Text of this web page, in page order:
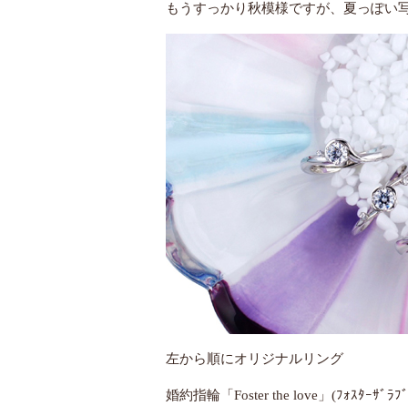
もうすっかり秋模様ですが、夏っぽい
左から順にオリジナルリング
婚約指輪「Foster the love」(ﾌｫｽﾀｰｻﾞﾗﾌ